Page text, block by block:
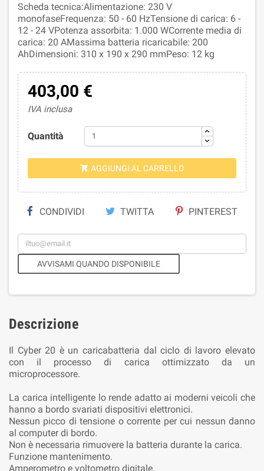
Scheda tecnica:Alimentazione: 230 V
monofaseFrequenza: 50 - 60 HzTensione di carica: 6 -
12 - 24 VPotenza assorbita: 1.000 WCorrente media di
carica: 20 AMassima batteria ricaricabile: 200
AhDimensioni: 310 x 190 x 290 mmPeso: 12 kg
403,00 €
IVA inclusa
Quantità
 AGGIUNGI AL CARRELLO
CONDIVIDI TWITTA PINTEREST
AVVISAMI QUANDO DISPONIBILE
Descrizione
Il Cyber 20 è un caricabatteria dal ciclo di lavoro elevato
con il processo di carica ottimizzato da un
microprocessore.
La carica intelligente lo rende adatto ai moderni veicoli che
hanno a bordo svariati dispositivi elettronici.
Nessun picco di tensione o corrente per cui nessun danno
al computer di bordo.
Non è necessaria rimuovere la batteria durante la carica.
Funzione mantenimento.
Amperometro e voltometro digitale.